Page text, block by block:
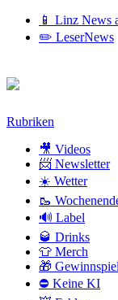
📱 Linz News
✏️ LeserNews
Zum
Rubriken
🎥 Videos
📨 Newsletter
☀️ Wetter
🥾
🔊 Label
🥃 Drinks
👕 Merch
🎁
⛔ Keine KI